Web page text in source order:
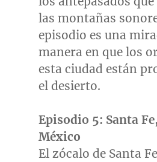
las montañas
episodio es una
manera en que los
esta ciudad están
el desierto.
Episodio 5: Santa Fe
México
El zócalo de Santa Fe